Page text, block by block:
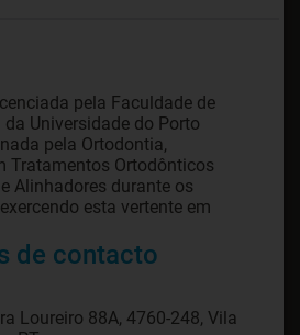
pela Faculdade de
Universidade do Porto
pela Ortodontia,
Tratamentos Ortodônticos
Alinhadores durante os
esta vertente em
de contacto
Loureiro 88A, 4760-248, Vila